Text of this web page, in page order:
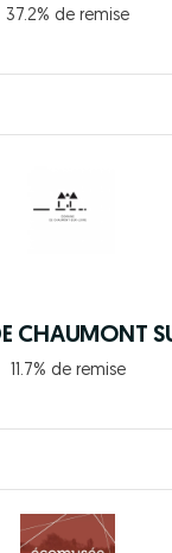
37.2% de remise
CHAUMONT
11.7% de remise